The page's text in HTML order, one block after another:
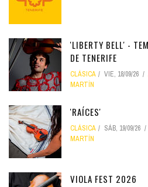
'LIBERTY BELL' -
DE TENERIFE
CLÁSICA VIE, 18/09/26
MARTÍN
'RAÍCES'
CLÁSICA SÁB, 19/09/26
MARTÍN
VIOLA FEST 2026